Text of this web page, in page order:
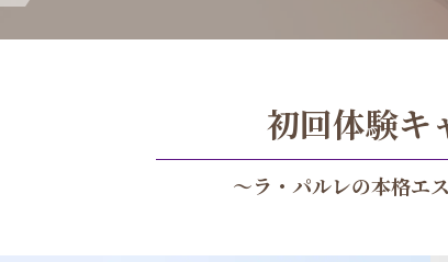
初回体験キ
～ラ・パルレの本格エ